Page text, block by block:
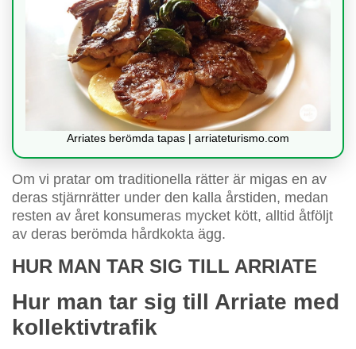
Arriates berömda tapas | arriateturismo.com
Om vi pratar om traditionella rätter är migas en av
deras stjärnrätter under den kalla årstiden, medan
resten av året konsumeras mycket kött, alltid åtföljt
av deras berömda hårdkokta ägg.
HUR MAN TAR SIG TILL ARRIATE
Hur man tar sig till Arriate med
kollektivtrafik